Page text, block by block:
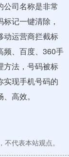
公司名称是非常
记一键清除，
动运营商拦截标
频、百度、360手
方法，号码被标
实现手机号码的
高效。
代表本站观点。